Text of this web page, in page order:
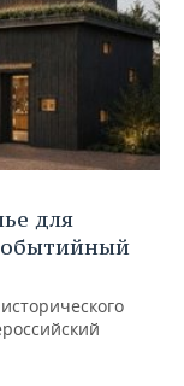
для